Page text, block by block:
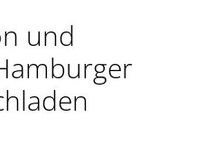
und